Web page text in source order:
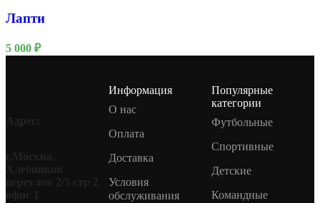
Лапти
5 000 ₽
Информация
О нас
Оплата
Доставка
Условия
обслуживания
Популярные
категории
Футбольные
Спортивные
Детские
Командные